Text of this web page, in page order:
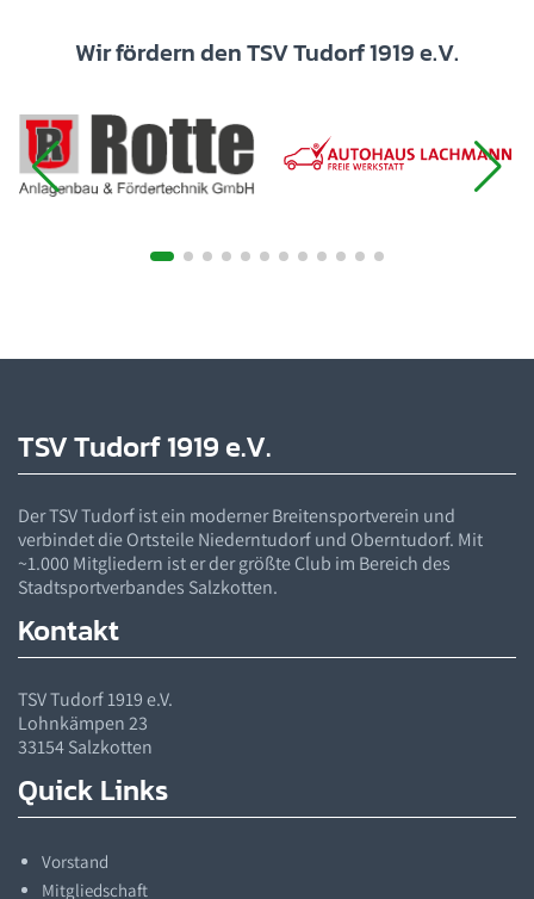
Wir fördern den TSV Tudorf 1919 e.V.
TSV Tudorf 1919 e.V.
DerTSVTudorf ist ein moderner Breitensportverein und
verbindet die Ortsteile Niederntudorf und Oberntudorf. Mit
~1.000 Mitgliedern ist er der größte Club im Bereich des
Stadtsportverbandes Salzkotten.
Kontakt
TSVTudorf 1919 e.V.
Lohnkämpen 23
33154 Salzkotten
Quick Links
Vorstand
Mitgliedschaft